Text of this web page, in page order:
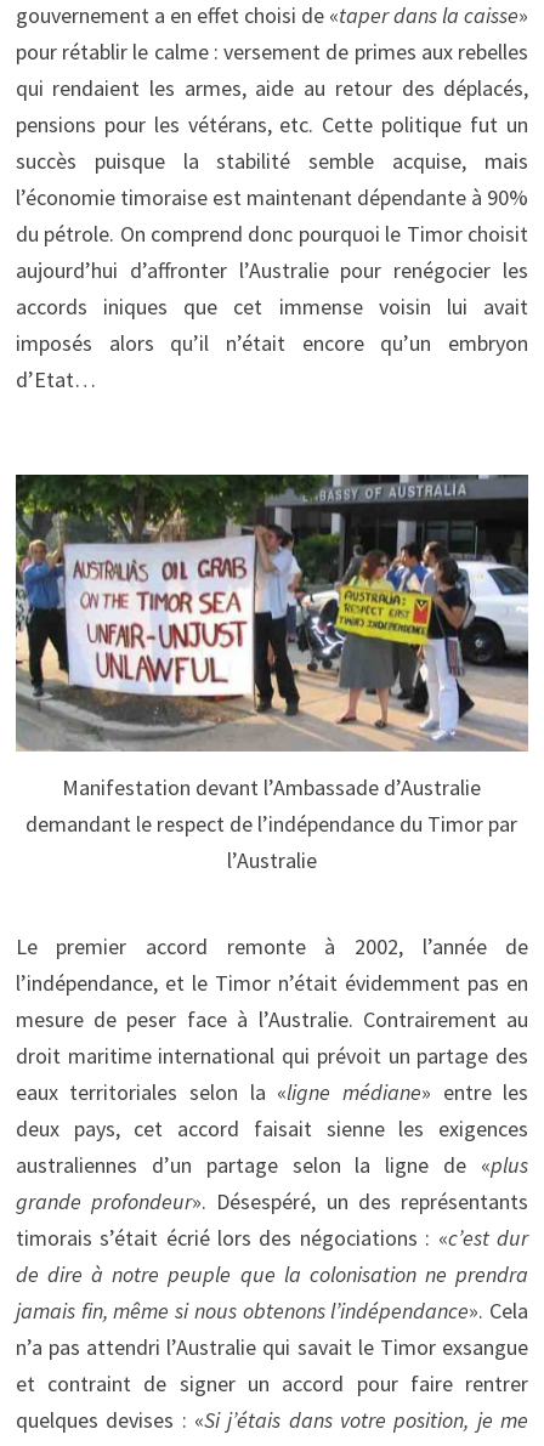
gouvernement a en effet choisi de «taper dans la caisse»
pour rétablir le calme : versement de primes aux rebelles
qui rendaient les armes, aide au retour des déplacés,
pensions pour les vétérans, etc. Cette politique fut un
succès puisque la stabilité semble acquise, mais
l’économie timoraise est maintenant dépendante à 90%
du pétrole. On comprend donc pourquoi le Timor choisit
aujourd’hui d’affronter l’Australie pour renégocier les
accords iniques que cet immense voisin lui avait
imposés alors qu’il n’était encore qu’un embryon
d’Etat…
Manifestation devant l’Ambassade d’Australie
demandant le respect de l’indépendance du Timor par
l’Australie
Le premier accord remonte à 2002, l’année de
l’indépendance, et le Timor n’était évidemment pas en
mesure de peser face à l’Australie. Contrairement au
droit maritime international qui prévoit un partage des
eaux territoriales selon la «ligne médiane» entre les
deux pays, cet accord faisait sienne les exigences
australiennes d’un partage selon la ligne de «plus
grande profondeur». Désespéré, un des représentants
timorais s’était écrié lors des négociations : «c’est dur
de dire à notre peuple que la colonisation ne prendra
jamais fin, même si nous obtenons l’indépendance». Cela
n’a pas attendri l’Australie qui savait le Timor exsangue
et contraint de signer un accord pour faire rentrer
quelques devises : «Si j’étais dans votre position, je me